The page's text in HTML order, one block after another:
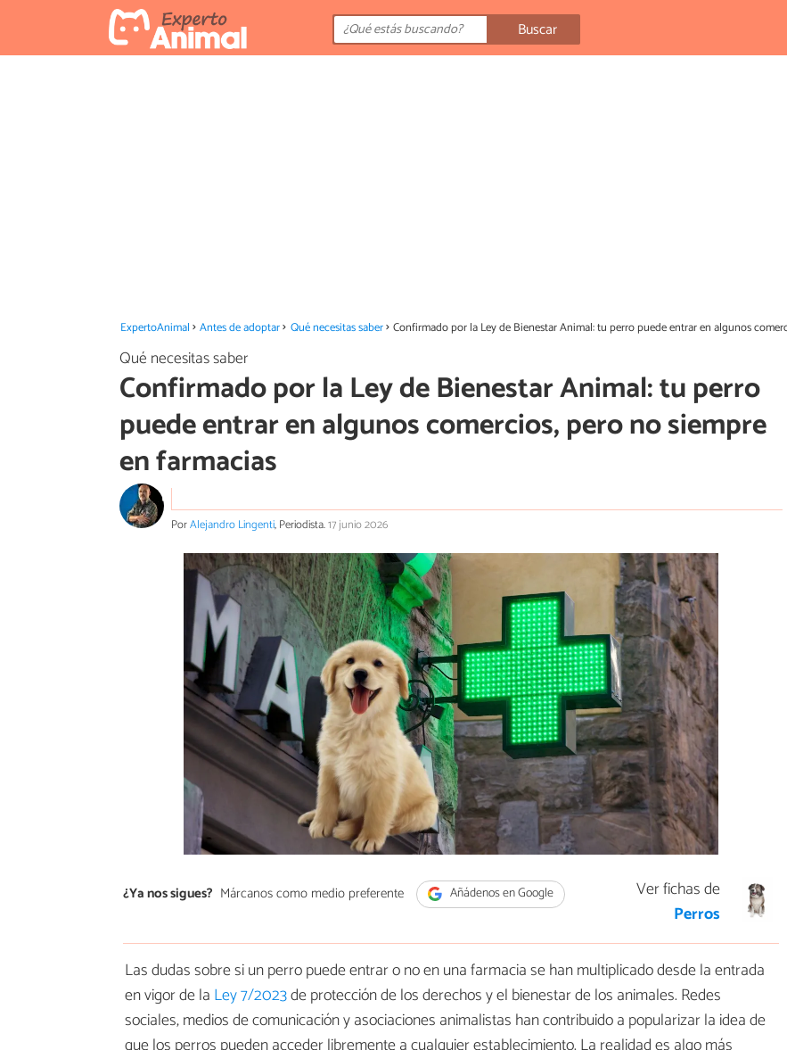
Buscar
ExpertoAnimal Antes de adoptar Qué necesitas saber Confirmado por la Ley de Bienestar Animal: tu perro puede entrar en algunos
Qué necesitas saber
Confirmado por la Ley de Bienestar Animal: tu perro
puede entrar en algunos comercios, pero no siempre
en farmacias
PorAlejandro Lingenti, Periodista.17 junio 2026
¿Ya nos sigues? Márcanos como medio preferente Añádenos en Google
Ver fichas de
Perros
Las dudas sobre si un perro puede entrar o no en una farmacia se han multiplicado desde la entrada
en vigor de la Ley 7/2023de protección de los derechos y el bienestar de los animales. Redes
sociales, medios de comunicación y asociaciones animalistas han contribuido a popularizar la idea de